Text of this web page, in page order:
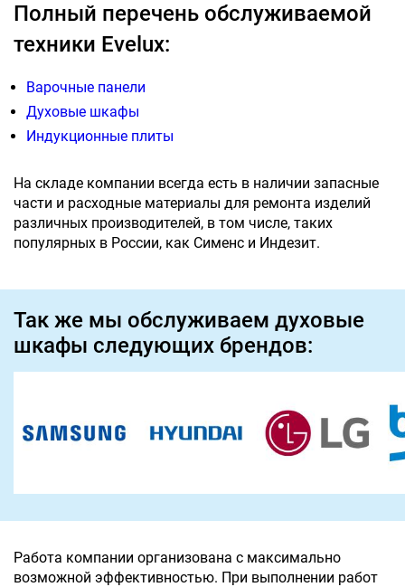
Полный перечень обслуживаемой
техники Evelux:
Варочные панели
Духовые шкафы
Индукционные плиты
На складе компании всегда есть в наличии запасные
части и расходные материалы для ремонта изделий
различных производителей, в том числе, таких
популярных в России, как Сименс и Индезит.
Так же мы обслуживаем духовые
шкафы следующих брендов:
Работа компании организована с максимально
возможной эффективностью. При выполнении работ